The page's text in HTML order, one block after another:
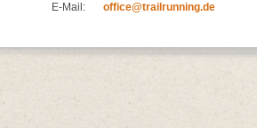
E-Mail:
office@trailrunning.de